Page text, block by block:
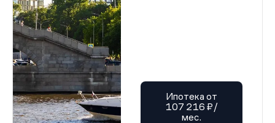
Ипотека от
107 216 ₽/
мес.